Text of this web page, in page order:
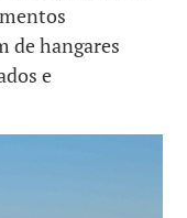
de hangares
e